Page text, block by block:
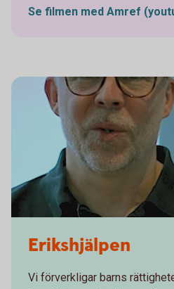
Se filmen med Amref
Erikshjälpen
Vi förverkligar barns